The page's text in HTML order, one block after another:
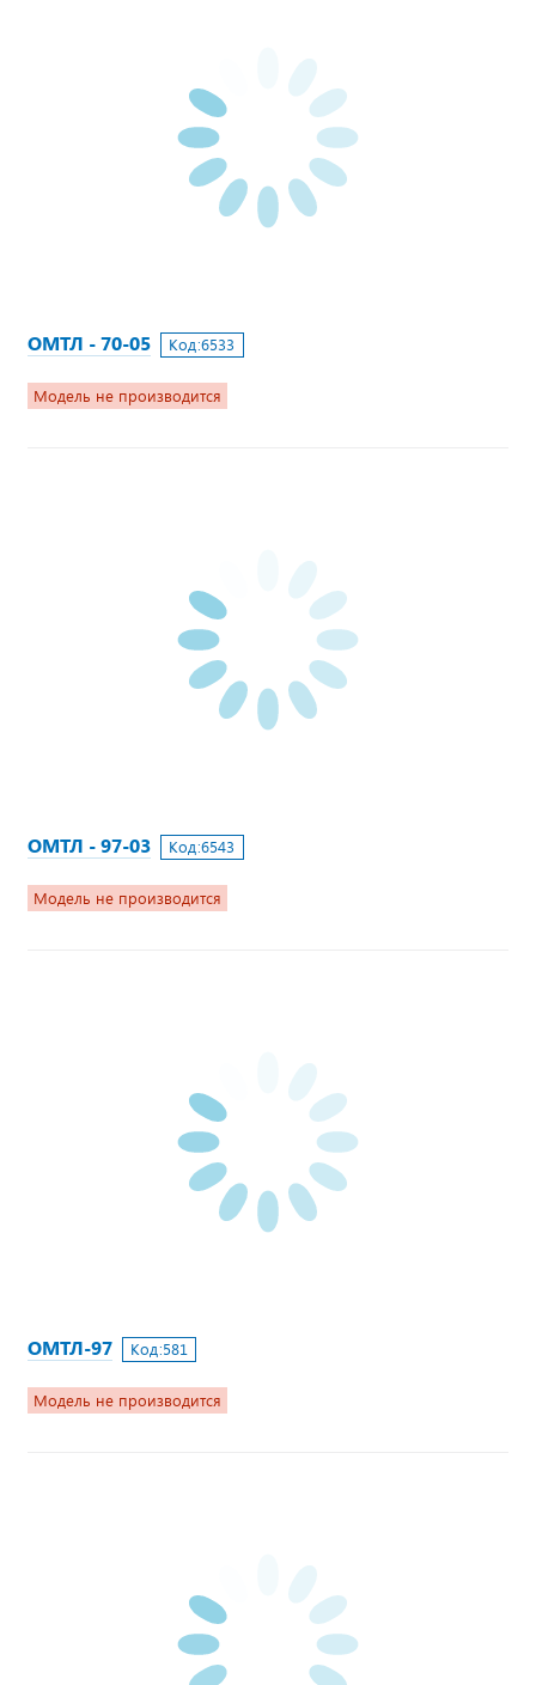
ОМТЛ - 70-05 Код:6533
Модель не производится
ОМТЛ - 97-03 Код:6543
Модель не производится
ОМТЛ-97 Код:581
Модель не производится